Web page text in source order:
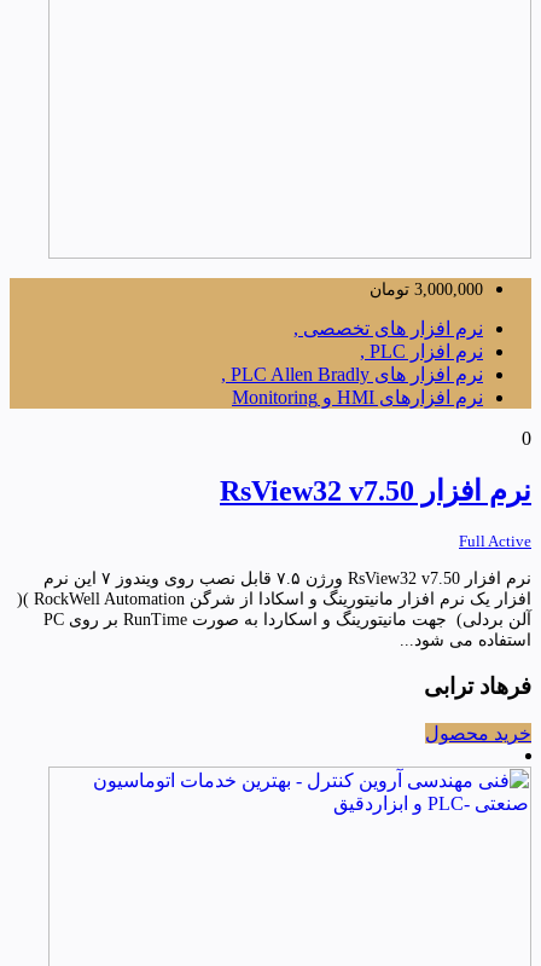
3,000,000 تومان
نرم افزار های تخصصی ,
نرم افزار PLC ,
نرم افزار های PLC Allen Bradly ,
نرم افزارهای HMI و Monitoring
0
نرم افزار RsView32 v7.50
Full Active
نرم افزار RsView32 v7.50 ورژن ۷.۵ قابل نصب روی ویندوز ۷ این نرم
افزار یک نرم افزار مانیتورینگ و اسکادا از شرگن RockWell Automation )(
آلن بردلی) جهت مانیتورینگ و اسکاردا به صورت RunTime بر روی PC
استفاده می شود...
فرهاد ترابی
خرید محصول